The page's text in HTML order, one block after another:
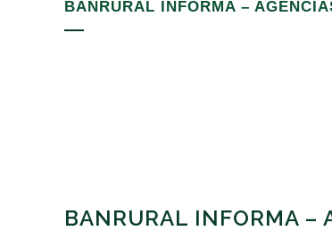
BANRURAL INFORMA –
BANRURAL INFORMA –